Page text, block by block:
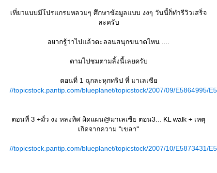
เที่ยวแบบมีโปรแกรมหลวมๆ ศึกษาข้อมูลแบบ งงๆ วันนี้ก็ทำรีวิวเสร็จ
ละครับ
อยากรู้ว่าไปแล้วตะลอนสนุกขนาดไหน ....
ตามไปชมตามลิ้งนี้เลยครับ
ตอนที่ 1 ฉุกละหุกทริป ที่ มาเลเซี
//topicstock.pantip.com/blueplanet/topicstock/2007/09/E5864995/
ตอนที่ 3 +มั่ว งง หลงทิศ ผิดแผน@มาเลเซีย ตอน3... KL walk + เหตุ
เกิดจากความ "เขลา"
//topicstock.pantip.com/blueplanet/topicstock/2007/10/E5873431/